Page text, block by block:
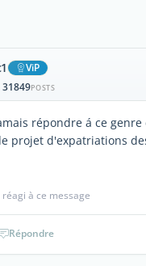
ViP
31849POSTS
répondre á ce
projet d'expatriations
à ce message
Répondre